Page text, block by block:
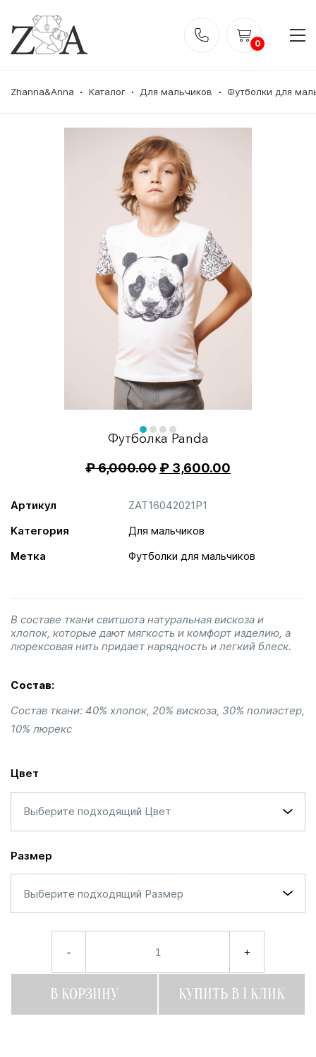
0
Zhanna&Anna Каталог Для мальчиков Футболки для
Футболка Panda
₽6,000.00 ₽ 3,600.00
Артикул
ZAT16042021P1
Категория
Для мальчиков
Метка
Футболки для мальчиков
В составе ткани свитшота натуральная вискоза и
хлопок, которые дают мягкость и комфорт изделию, а
люрексовая нить придает нарядность и легкий блеск.
Состав:
Состав ткани: 40% хлопок, 20% вискоза, 30% полиэстер,
10% люрекс
Цвет
Выберите подходящий Цвет
Размер
Выберите подходящий Размер
- +
В КОРЗИНУ КУПИТЬ В 1 КЛИК
item
0
item
1
item
2
item
3